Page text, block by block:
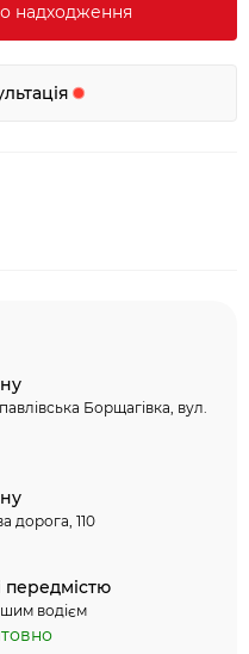
надходження
Борщагівка, вул.
дорога, 110
передмістю
водієм